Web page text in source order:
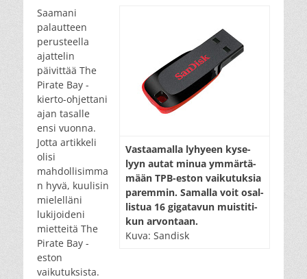
Vas­taa­mal­la ly­hy­een ky­se­
lyyn au­tat mi­nua ym­mär­tä­
mään TPB-es­ton vai­ku­tuk­sia
pa­rem­min. Sa­mal­la voit osal­
lis­tua 16 gi­ga­ta­vun muis­ti­ti­
kun ar­von­taan.
Kuva: Sandisk
Saamani
palautteen
perusteella
ajattelin
päivittää The
Pirate Bay -
kierto-ohjettani
ajan tasalle
ensi vuonna.
Jotta artikkeli
olisi
mahdollisimma
n hyvä, kuulisin
mielelläni
lukijoideni
mietteitä The
Pirate Bay -
eston
vaikutuksista.